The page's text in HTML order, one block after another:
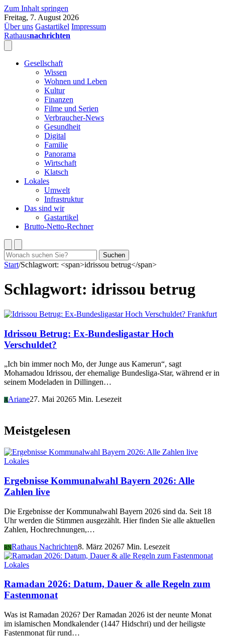
Zum Inhalt springen
Freitag, 7. August 2026
Über uns Gastartikel Impressum
Rathausnachrichten
Gesellschaft
Wissen
Wohnen und Leben
Kultur
Finanzen
Filme und Serien
Verbraucher-News
Gesundheit
Digital
Familie
Panorama
Wirtschaft
Klatsch
Lokales
Umwelt
Infrastruktur
Das sind wir
Gastartikel
Brutto-Netto-Rechner
Suchen
nach:
Suchen
Start/Schlagwort: <span>idrissou betrug</span>
Schlagwort: idrissou betrug
Frankfurt
Idrissou Betrug: Ex-Bundesligastar Hoch
Verschuldet?
„Ich bin immer noch Mo, der Junge aus Kamerun“, sagt
Mohamadou Idrissou, der ehemalige Bundesliga-Star, während er in
seinem Modeladen in Dillingen…
AAriane27. Mai 20265 Min. Lesezeit
Meistgelesen
Lokales
Ergebnisse Kommunalwahl Bayern 2026: Alle
Zahlen live
Die Ergebnisse der Kommunalwahl Bayern 2026 sind da. Seit 18
Uhr werden die Stimmen ausgezählt. Hier finden Sie alle aktuellen
Zahlen, Hochrechnungen,…
RNRathaus Nachrichten8. März 20267 Min. Lesezeit
Lokales
Ramadan 2026: Datum, Dauer & alle Regeln zum
Fastenmonat
Was ist Ramadan 2026? Der Ramadan 2026 ist der neunte Monat
im islamischen Mondkalender (1447 Hidschri) und der heiligste
Fastenmonat für rund…